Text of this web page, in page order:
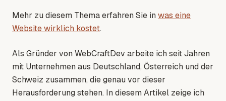
Mehr zu diesem Thema erfahren Sie inwas eine
Website wirklich kostet.
Als Gründer von WebCraftDev arbeite ich seit Jahren
mit Unternehmen aus Deutschland, Österreich und der
Schweiz zusammen, die genau vor dieser
Herausforderung stehen. In diesem Artikel zeige ich